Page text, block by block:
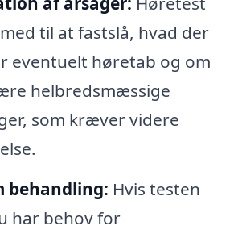
til at fastslå, hvad der
eventuelt høretab og om
helbredsmæssige
som kræver videre
behandling: Hvis testen
har behov for